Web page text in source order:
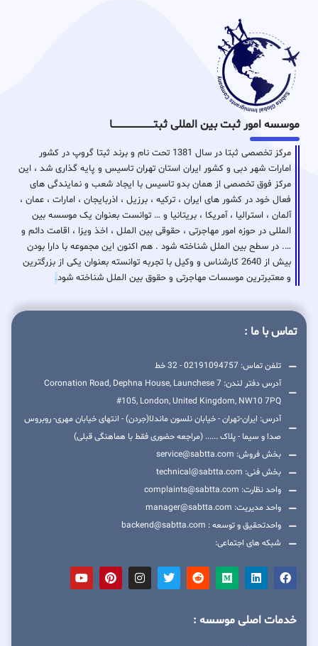
موسسه امور ثبت بین المللی ثبتـــــــــــــــــــــــــــــا
مرکز تخصصی ثبتا در سال 1381 تحت نام و برند ثبتا گروپ در کشور
امارات شهر دبی و کشور ایران استان تهران تاسیس و پایه گذاری شد ، این
مرکز فوق تخصصی از همان بدو تاسیس با ایجاد شعب و نمایندگی های
فعال خود در کشور های ایران ، ترکیه ، برزیل ، اذربایجان ، امارات ، عمان ،
آلمان ، استرالیا ، آمریکا ، بریتانیا و … توانست بعنوان یک موسسه بین
المللی در حوزه امور مهاجرتی ، حقوقی بین الملل ، اخذ ویزا ، اقامت دائم و
…. در سطح بین الملل شناخته شود . هم اکنون این مجموعه با دارا بودن
بیش از 2640 کارشناس و وکیل با تجربه توانسته بعنوان یکی از بزرگترین
و معتبرترین موسسات مهاجرتی و حقوق بین الملل شناخته شود.
تماس با ما :
تلفن تماس: 02191094757 - 32 خط
آدرس دفتر لندن: 7 Coronation Road, Dephna House, Launchese
#105, London, United Kingdom, NW10 7PQ
آدرس: ایران-تهران - خیابان نلسون ماندلا(جردن) - انتهای خیابان مهری- روبروس
صدا و سیما - پلاک ...... (مراجعه حضوری فقط با هماهنگی قبلی)
بخش فروش: service@sabtta.com
بخش فنی: technical@sabtta.com
واحد نظارت: complaints@sabtta.com
واحد مدیریت: manager@sabtta.com
واحدتحقیق و توسعه : backend@sabtta.com
شبکه های اجتماعی:
خدمات اصلی موسسه :